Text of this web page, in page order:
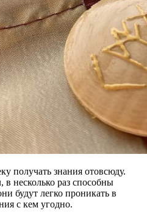
получать знания отовсюду.
в несколько раз способны
будут легко проникать в
с кем угодно.